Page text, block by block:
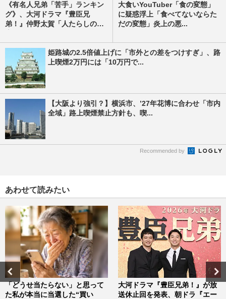
《有名人兄弟「苦手」ランキン
グ》、大河ドラマ『豊臣兄
弟！』仲野太賀「人たらしの
大食いYouTuber「食の変態」
に疑惑浮上「食べてないならた
だの変態」炎上の悪...
姫路城の2.5倍値上げに「市外との差をつけすぎ」、路
上喫煙2万円には「10万円で...
【大阪より強引？】横浜市、’27年花博に合わせ「市内
全域」路上喫煙禁止方針も、喫...
Recommended by
あわせて読みたい
「どうせ当たらない」と思って
た私が本当に当選した“買い
大河ドラマ『豊臣兄弟！』が放
送休止回を発表、朝ドラ『エー